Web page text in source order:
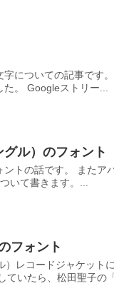
についての記事です
た。 Googleストリー...
ル）のフォント
トの話です。 またア
いて書きます。...
フォント
レコードジャケット
ていたら、松田聖子の